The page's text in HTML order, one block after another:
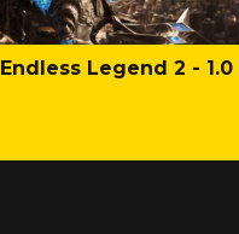
Endless Legend 2 - 1.0